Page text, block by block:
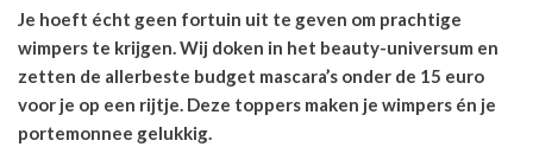
Je hoeft écht geen fortuin uit te geven om prachtige
wimpers te krijgen. Wij doken in het beauty-universum en
zetten de allerbeste budget mascara’s onder de 15 euro
voor je op een rijtje. Deze toppers maken je wimpers én je
portemonnee gelukkig.